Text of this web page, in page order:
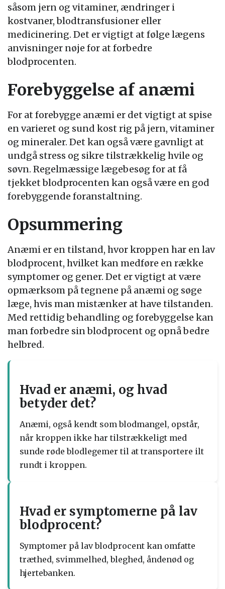
såsom jern og vitaminer, ændringer i
kostvaner, blodtransfusioner eller
medicinering. Det er vigtigt at følge lægens
anvisninger nøje for at forbedre
blodprocenten.
Forebyggelse af anæmi
For at forebygge anæmi er det vigtigt at spise
en varieret og sund kost rig på jern, vitaminer
og mineraler. Det kan også være gavnligt at
undgå stress og sikre tilstrækkelig hvile og
søvn. Regelmæssige lægebesøg for at få
tjekket blodprocenten kan også være en god
forebyggende foranstaltning.
Opsummering
Anæmi er en tilstand, hvor kroppen har en lav
blodprocent, hvilket kan medføre en række
symptomer og gener. Det er vigtigt at være
opmærksom på tegnene på anæmi og søge
læge, hvis man mistænker at have tilstanden.
Med rettidig behandling og forebyggelse kan
man forbedre sin blodprocent og opnå bedre
helbred.
Hvad er anæmi, og hvad
betyder det?
Anæmi, også kendt som blodmangel, opstår,
når kroppen ikke har tilstrækkeligt med
sunde røde blodlegemer til at transportere ilt
rundt i kroppen.
Hvad er symptomerne på lav
blodprocent?
Symptomer på lav blodprocent kan omfatte
træthed, svimmelhed, bleghed, åndenød og
hjertebanken.